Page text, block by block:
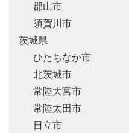
郡山市
須賀川市
茨城県
ひたちなか市
北茨城市
常陸大宮市
常陸太田市
日立市